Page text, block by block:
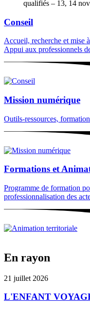
qualifiés – 13, 14
Conseil
Accueil, recherche et mise
Appui aux professionnels
Mission numérique
Outils-ressources,
Formations et
Programme de formation
professionnalisation des
En rayon
21 juillet 2026
L'ENFANT